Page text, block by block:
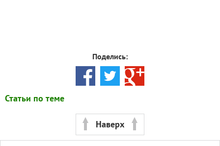
Поделись:
Статьи по теме
Наверх